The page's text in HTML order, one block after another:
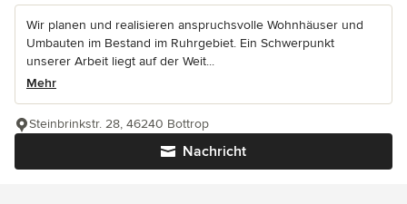
Wir planen und realisieren anspruchsvolle Wohnhäuser und
Umbauten im Bestand im Ruhrgebiet. Ein Schwerpunkt
unserer Arbeit liegt auf der Weit...
Mehr
Nachricht
Steinbrinkstr. 28, 46240 Bottrop